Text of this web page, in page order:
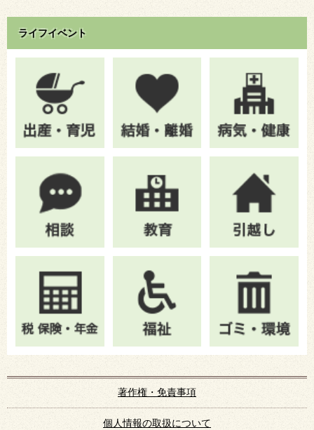
ライフイベント
著作権・免責事項
個人情報の取扱について